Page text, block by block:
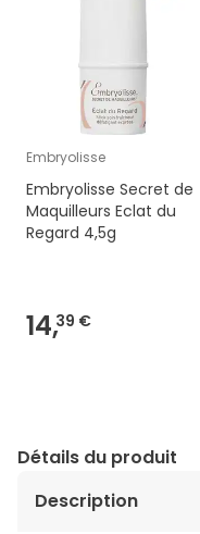
Embryolisse
Embryolisse Secret de
Maquilleurs Eclat du
Regard 4,5g
14,39 €
Détails du produit
Description